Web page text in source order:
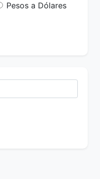
Pesos a Dólares